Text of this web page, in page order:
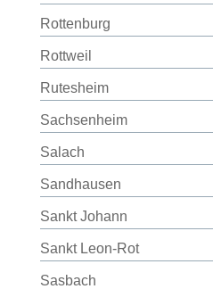
Rottenburg
Rottweil
Rutesheim
Sachsenheim
Salach
Sandhausen
Sankt Johann
Sankt Leon-Rot
Sasbach